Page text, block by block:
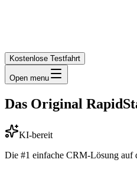
Kostenlose Testfahrt
Open menu
Das Original
KI-bereit
Die #1 einfache CRM-Lösung auf